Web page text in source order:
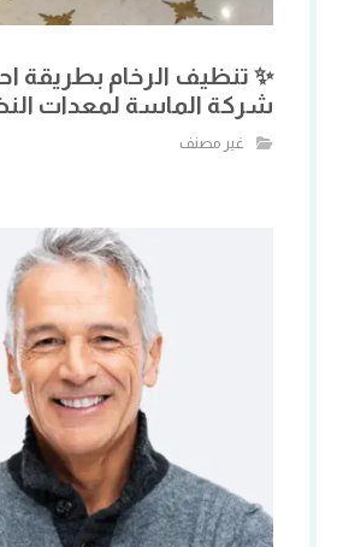
✨ تنظيف الرخام بطريقة
شركة الماسة لمعدات
غير مصنف